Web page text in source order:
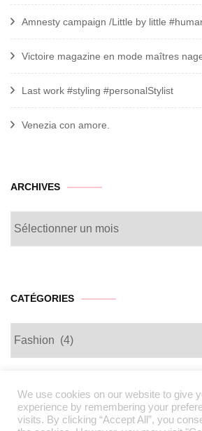
Amnesty campaign /Little by little
Victoire magazine en mode maîtres
Last work #styling #personalStylist
Venezia con amore.
ARCHIVES archives
CATÉGORIES
We use cookies on our website to give
experience by remembering your
visits. By clicking “Accept All”, you